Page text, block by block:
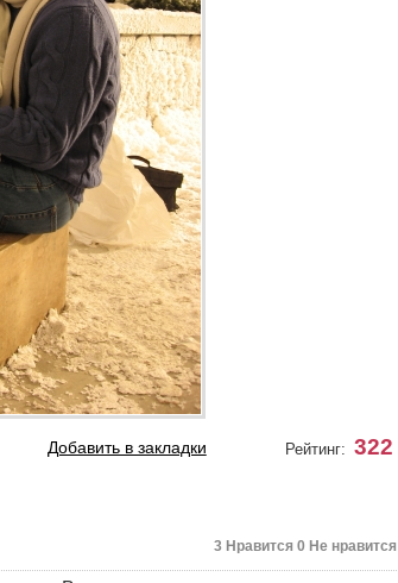
Рейтинг: 322
Добавить в закладки
3 Нравится 0 Не нравится